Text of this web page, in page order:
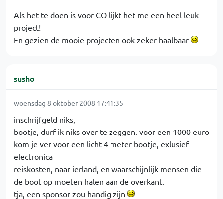
Als het te doen is voor CO lijkt het me een heel leuk
project!
En gezien de mooie projecten ook zeker haalbaar
susho
woensdag 8 oktober 2008 17:41:35
inschrijfgeld niks,
bootje, durf ik niks over te zeggen. voor een 1000 euro
kom je ver voor een licht 4 meter bootje, exlusief
electronica
reiskosten, naar ierland, en waarschijnlijk mensen die
de boot op moeten halen aan de overkant.
tja, een sponsor zou handig zijn